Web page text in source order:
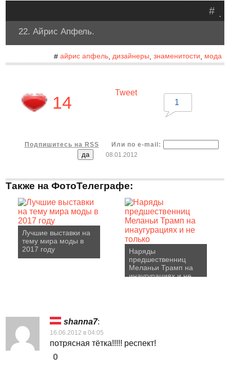
.
#
22. Айрис Апфель.
# айрис апфель, дизайнеры знаменитости мода
14
Tweet
1
Подпишитесь на RSS
Или по e-mail:
08.01.2012
Также на ФотоТелеграфе:
Лучшие выставки на
тему мира моды в
2017 году
Наряды
предшественниц
Меланьи Трамп на
инаугурациях и не
shanna7:
16.06.2012 в 04:05
потрясная тётка!!!!! респект!
0